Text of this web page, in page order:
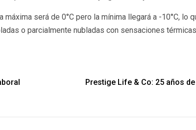
será de 0°C pero la mínima llegará a -10°C, lo
o parcialmente nubladas con sensaciones
Prestige Life & Co: 25 años